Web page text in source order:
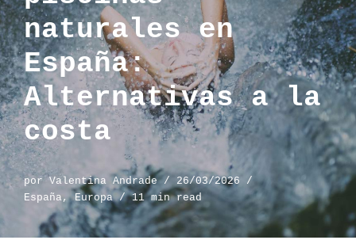
naturales en
España:
Alternativas a la
costa
por Valentina Andrade
26/03/2026
España,Europa 11 min read